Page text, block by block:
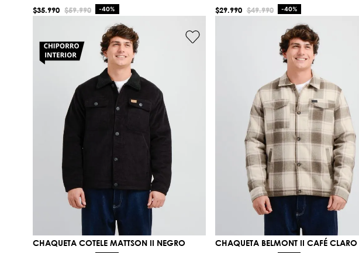
$59.990
$35.990 -40% $49.990
$29.990 -40%
CHAQUETA COTELE MATTSON II NEGRO CHAQUETA BELMONT II CAFÉ CLARO